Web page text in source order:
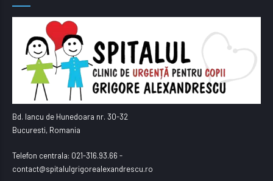
Bd. Iancu de Hunedoara nr. 30-32
Bucuresti, Romania
Telefon centrala: 021-316.93.66 -
contact@spitalulgrigorealexandrescu.ro